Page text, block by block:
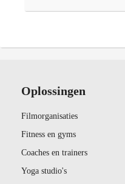
Oplossingen
Filmorganisaties
Fitness en gyms
Coaches en trainers
Yoga studio's